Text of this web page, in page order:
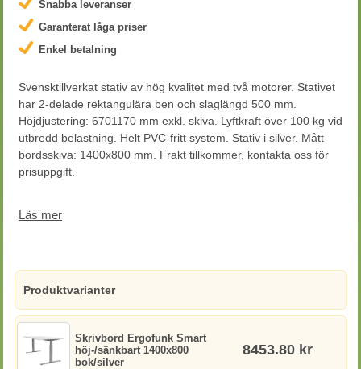
Snabba leveranser
Garanterat låga priser
Enkel betalning
Svensktillverkat stativ av hög kvalitet med två motorer. Stativet
har 2-delade rektangulära ben och slaglängd 500 mm.
Höjdjustering: 6701170 mm exkl. skiva. Lyftkraft över 100 kg vid
utbredd belastning. Helt PVC-fritt system. Stativ i silver. Mått
bordsskiva: 1400x800 mm. Frakt tillkommer, kontakta oss för
prisuppgift.
Läs mer
Produktvarianter
Skrivbord Ergofunk Smart
höj-/sänkbart 1400x800
bok/silver
8453.80 kr